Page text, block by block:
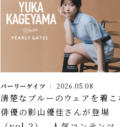
パーリーゲイツ 2026.05.08
清楚なブルーのウェアを着こ
俳優の影山優佳さんが登場